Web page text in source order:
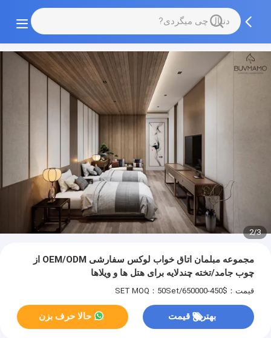
3/3
مجموعه مبلمان اتاق خواب لوکس سفارشی OEM/ODM از
چوب جامد/تخته چندلایه برای هتل ها و ویلاها
قیمت：$450-650000/SET MOQ：50Set
بهترین قیمت حالا حرف بزن